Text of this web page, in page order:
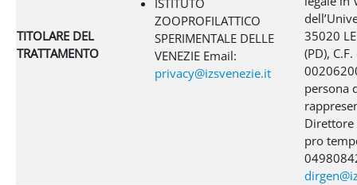
TITOLARE DEL
TRATTAMENTO
ZOOPROFILATTICO
SPERIMENTALE DELLE
VENEZIE Email:
privacy@izsvenezie.it
35020
(PD), C.F.
persona
Direttore
pro